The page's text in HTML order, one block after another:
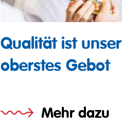
Qualität ist unser
oberstes Gebot
Mehr dazu